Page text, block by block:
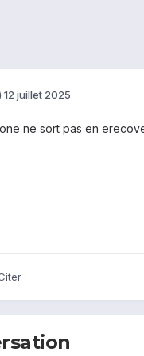
12 juillet 2025
ne sort pas en